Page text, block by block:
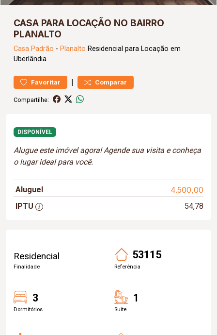
CASA PARA LOCAÇÃO NO BAIRRO
PLANALTO
Casa Padrão - Planalto Residencial para Locação em
Uberlândia
Favoritar | Comparar
Compartilhe:
DISPONÍVEL
Alugue este imóvel agora! Agende sua visita e conheça
o lugar ideal para você.
Aluguel 4.500,00
IPTU 54,78
Residencial
Finalidade
53115
Referência
3
Dormitórios
1
Suite